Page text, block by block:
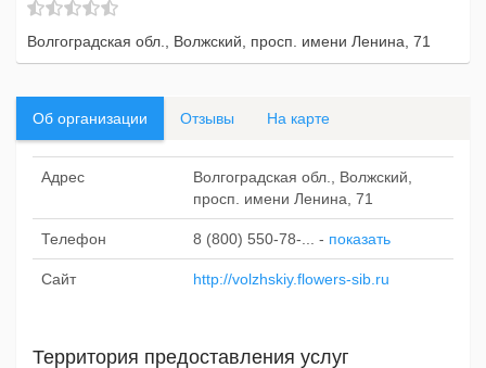
Волгоградская обл., Волжский, просп. имени Ленина, 71
Об организации Отзывы На карте
Адрес
Волгоградская обл., Волжский,
просп. имени Ленина, 71
Телефон 8 (800) 550-78-... - показать
Сайт http://volzhskiy.flowers-sib.ru
Территория предоставления услуг